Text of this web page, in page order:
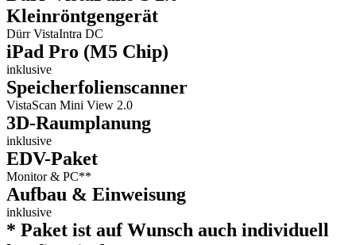
Kleinröntgengerät
Dürr VistaIntra DC
iPad Pro (M5 Chip)
inklusive
Speicherfolienscanner
VistaScan Mini View 2.0
3D-Raumplanung
inklusive
EDV-Paket
Monitor & PC**
Aufbau & Einweisung
inklusive
* Paket ist auf Wunsch auch individuell